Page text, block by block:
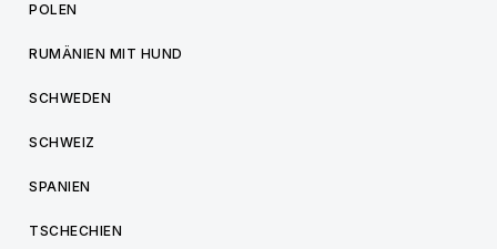
POLEN
RUMÄNIEN MIT HUND
SCHWEDEN
SCHWEIZ
SPANIEN
TSCHECHIEN